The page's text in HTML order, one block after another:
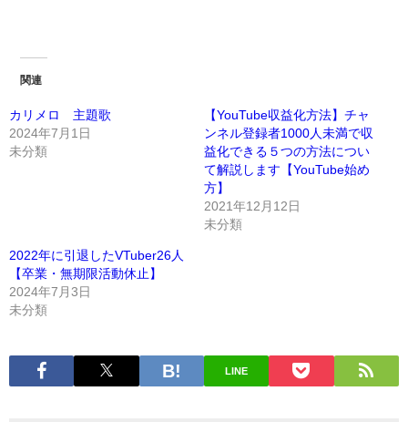
関連
カリメロ 主題歌
2024年7月1日
未分類
【YouTube収益化方法】チャ
ンネル登録者1000人未満で収
益化できる５つの方法につい
て解説します【YouTube始め
方】
2021年12月12日
未分類
2022年に引退したVTuber26人
【卒業・無期限活動休止】
2024年7月3日
未分類
LINE